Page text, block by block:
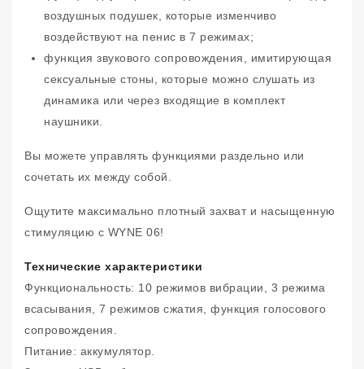
воздушных подушек, которые изменчиво
воздействуют на пенис в 7 режимах;
функция звукового сопровождения, имитирующая
сексуальные стоны, которые можно слушать из
динамика или через входящие в комплект
наушники.
Вы можете управлять функциями раздельно или
сочетать их между собой.
Ощутите максимально плотный захват и насыщенную
стимуляцию с WYNE 06!
Технические характеристики
Функциональность: 10 режимов вибрации, 3 режима
всасывания, 7 режимов сжатия, функция голосового
сопровождения.
Питание: аккумулятор.